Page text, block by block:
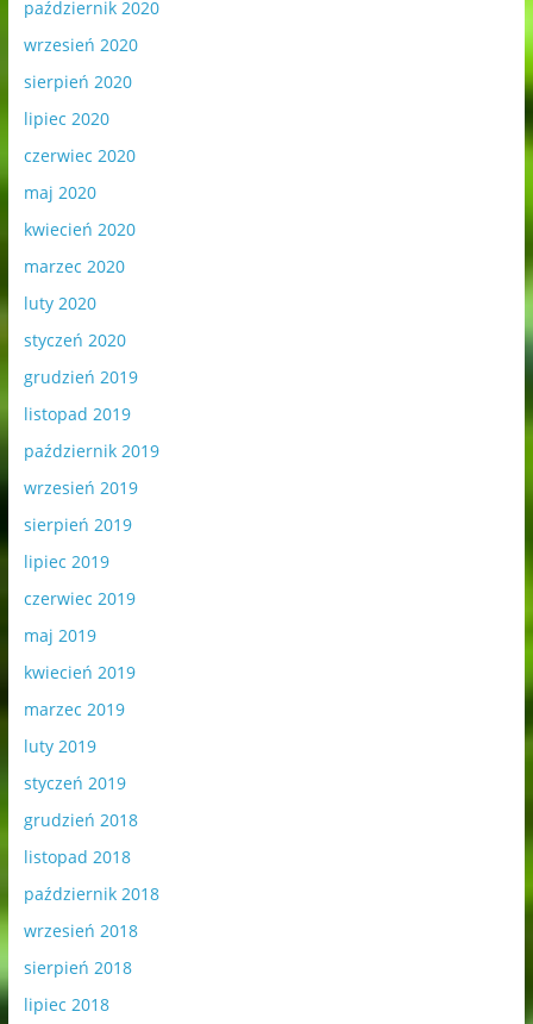
październik 2020
wrzesień 2020
sierpień 2020
lipiec 2020
czerwiec 2020
maj 2020
kwiecień 2020
marzec 2020
luty 2020
styczeń 2020
grudzień 2019
listopad 2019
październik 2019
wrzesień 2019
sierpień 2019
lipiec 2019
czerwiec 2019
maj 2019
kwiecień 2019
marzec 2019
luty 2019
styczeń 2019
grudzień 2018
listopad 2018
październik 2018
wrzesień 2018
sierpień 2018
lipiec 2018